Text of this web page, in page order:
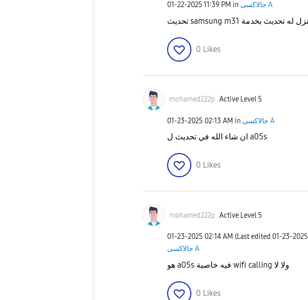
‎01-22-202511:39 PM in جالاكسى A
0 Likes
mohamed222p Active Level 5
‎01-23-2025 02:13 AM in جالاكسى A
ان شاء الله في تحديث ل a05s
0 Likes
mohamed222p Active Level 5
‎01-23-2025 02:14 AM (Last edited ‎01-23-2025
جالاكسى A
هو a05s فيه خاصية wifi calling ولا لا
0 Likes